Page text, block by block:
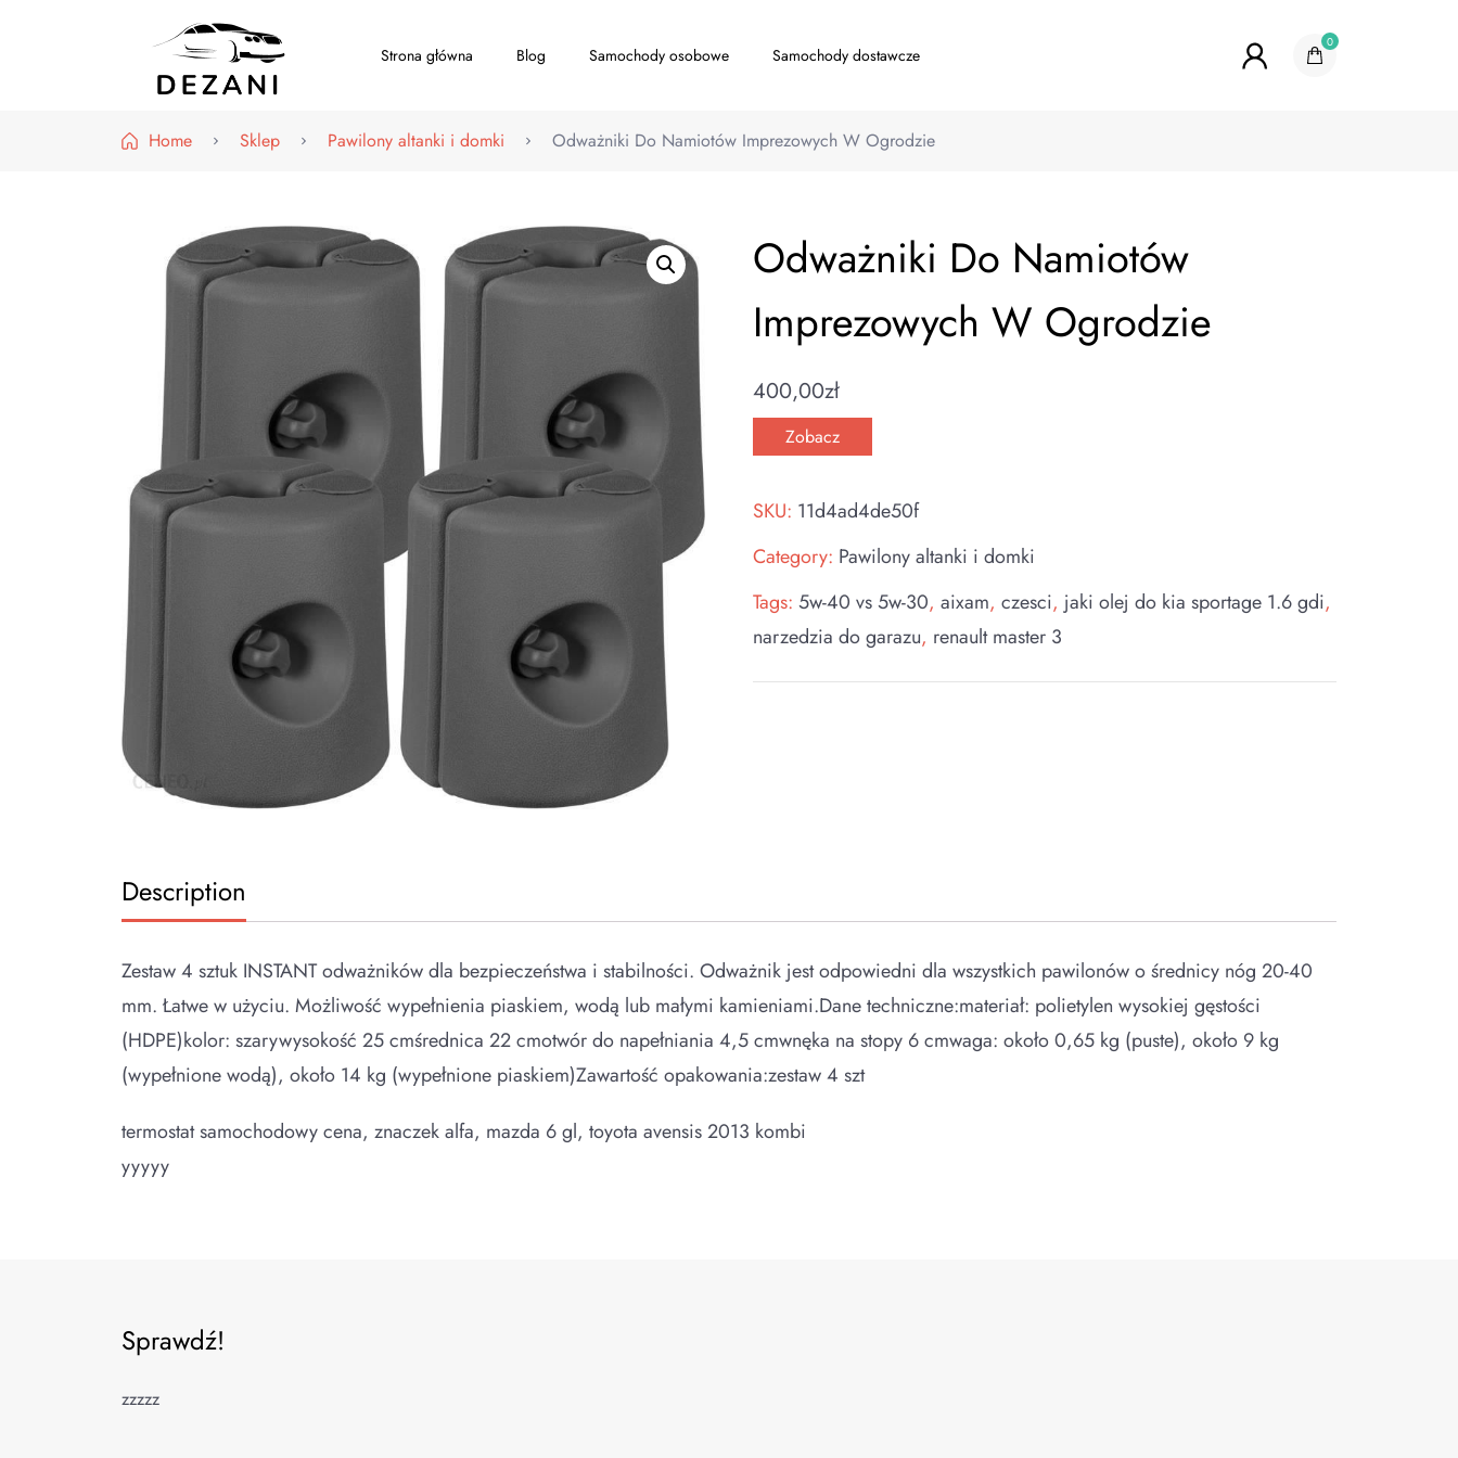
Strona główna Blog Samochody osobowe Samochody dostawcze
0
Home Sklep Pawilony altanki i domki Odważniki Do Namiotów Imprezowych W Ogrodzie
Odważniki Do Namiotów
Imprezowych W Ogrodzie
400,00zł
Zobacz
SKU: 11d4ad4de50f
Category: Pawilony altanki i domki
Tags:5w-40 vs 5w-30,aixam,czesci, jaki olej do kia sportage 1.6 gdi,
narzedzia do garazu, renault master 3
Description
Zestaw 4 sztuk INSTANT odważników dla bezpieczeństwa i stabilności. Odważnik jest odpowiedni dla wszystkich pawilonów o średnicy nóg 20-40
mm. Łatwe w użyciu. Możliwość wypełnienia piaskiem, wodą lub małymi kamieniami.Dane techniczne:materiał: polietylen wysokiej gęstości
(HDPE)kolor: szarywysokość 25 cmśrednica 22 cmotwór do napełniania 4,5 cmwnęka na stopy 6 cmwaga: około 0,65 kg (puste), około 9 kg
(wypełnione wodą), około 14 kg (wypełnione piaskiem)Zawartość opakowania:zestaw 4 szt
termostat samochodowy cena, znaczek alfa, mazda 6 gl, toyota avensis 2013 kombi
yyyyy
Sprawdź!
zzzzz